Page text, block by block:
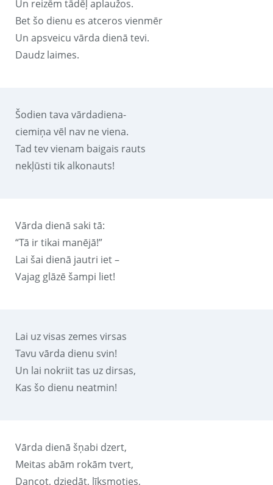
Un reizēm tādēļ aplaužos.
Bet šo dienu es atceros vienmēr
Un apsveicu vārda dienā tevi.
Daudz laimes.
Šodien tava vārdadiena-
ciemiņa vēl nav ne viena.
Tad tev vienam baigais rauts
nekļūsti tik alkonauts!
Vārda dienā saki tā:
“Tā ir tikai manējā!”
Lai šai dienā jautri iet –
Vajag glāzē šampi liet!
Lai uz visas zemes virsas
Tavu vārda dienu svin!
Un lai nokriit tas uz dirsas,
Kas šo dienu neatmin!
Vārda dienā šņabi dzert,
Meitas abām rokām tvert,
Dancot, dziedāt, līksmoties,